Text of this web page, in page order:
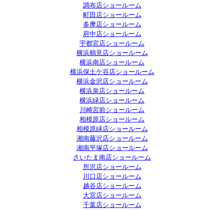
調布店ショールーム
町田店ショールーム
多摩店ショールーム
府中店ショールーム
宇都宮店ショールーム
横浜鶴見店ショールーム
横浜南店ショールーム
横浜保土ケ谷店ショールーム
横浜金沢店ショールーム
横浜泉店ショールーム
横浜緑店ショールーム
川崎宮前ショールーム
相模原店ショールーム
相模原緑店ショールーム
湘南藤沢店ショールーム
湘南平塚店ショールーム
さいたま南店ショールーム
所沢店ショールーム
川口店ショールーム
越谷店ショールーム
大宮店ショールーム
千葉店ショールーム